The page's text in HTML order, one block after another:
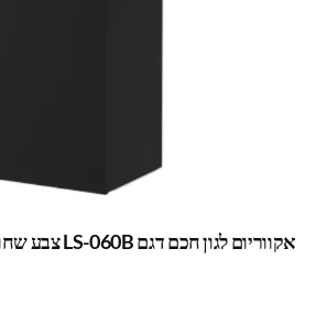
אקווריום לגון חכם דגם LS-060B צבע שחור + תאורת MJ-L290